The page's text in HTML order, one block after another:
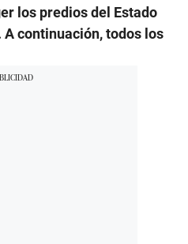
los predios del Estado
continuación, todos los